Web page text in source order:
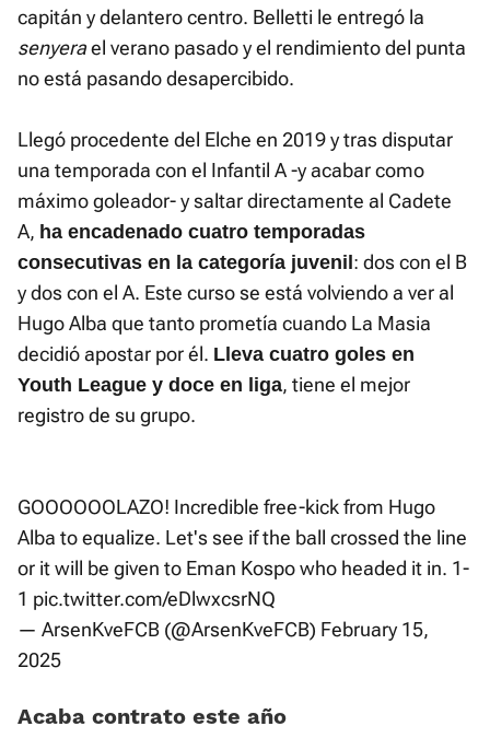
capitán y delantero centro. Belletti le entregó la
senyerael verano pasado y el rendimiento del punta
no está pasando desapercibido.
Llegó procedente del Elche en 2019 y tras disputar
una temporada con el Infantil A -y acabar como
máximo goleador- y saltar directamente al Cadete
A, ha encadenado cuatro temporadas
consecutivas en la categoría juvenil : dos con el B
y dos con el A. Este curso se está volviendo a ver al
Hugo Alba que tanto prometía cuando La Masia
decidió apostar por él. Lleva cuatro goles en
Youth League y doce en liga, tiene el mejor
registro de su grupo.
GOOOOOOLAZO! Incredible free-kick from Hugo
Alba to equalize. Let's see if the ball crossed the line
or it will be given to Eman Kospo who headed it in. 1-
1 pic.twitter.com/eDlwxcsrNQ
— ArsenKveFCB (@ArsenKveFCB) February 15,
2025
Acaba contrato este año